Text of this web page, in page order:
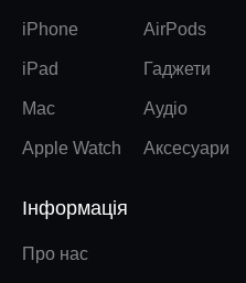
iPhone
iPad
Mac
Apple Watch
AirPods
Гаджети
Аудіо
Аксесуари
Інформація
Про нас